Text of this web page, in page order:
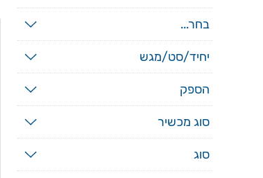
בחר...
יחיד/סט/מגש
הספק
סוג מכשיר
סוג